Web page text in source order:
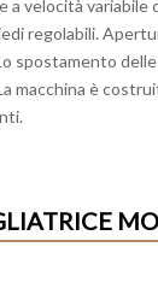
velocità
regolabili.
spostamento
è